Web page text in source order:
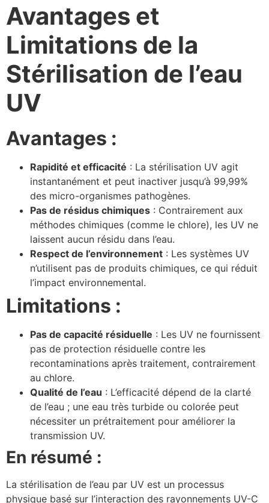
Avantages et
Limitations de la
Stérilisation de l’eau
UV
Avantages :
Rapidité et efficacité : La stérilisation UV agit
instantanément et peut inactiver jusqu’à 99,99%
des micro-organismes pathogènes.
Pas de résidus chimiques : Contrairement aux
méthodes chimiques (comme le chlore), les UV ne
laissent aucun résidu dans l’eau.
Respect de l’environnement : Les systèmes UV
n’utilisent pas de produits chimiques, ce qui réduit
l’impact environnemental.
Limitations :
Pas de capacité résiduelle : Les UV ne fournissent
pas de protection résiduelle contre les
recontaminations après traitement, contrairement
au chlore.
Qualité de l’eau : L’efficacité dépend de la clarté
de l’eau ; une eau très turbide ou colorée peut
nécessiter un prétraitement pour améliorer la
transmission UV.
En résumé :
La stérilisation de l’eau par UV est un processus
physique basé sur l’interaction des rayonnements UV-C